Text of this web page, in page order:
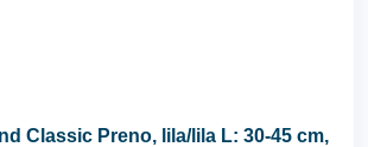
Classic Preno, lila/lila L: 30-45 cm,